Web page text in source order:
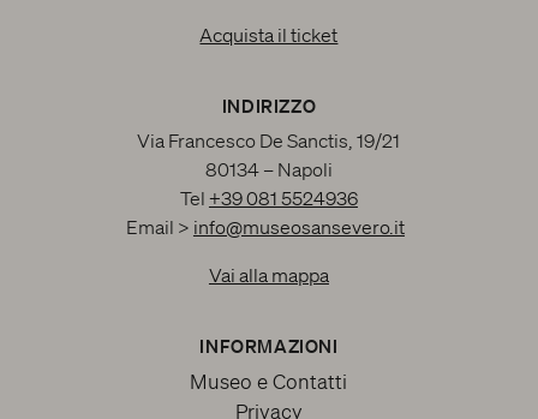
Acquista il ticket
INDIRIZZO
Via Francesco De Sanctis, 19/21
80134 – Napoli
Tel +39 081 5524936
Email > info@museosansevero.it
Vai alla mappa
INFORMAZIONI
Museo e Contatti
Privacy